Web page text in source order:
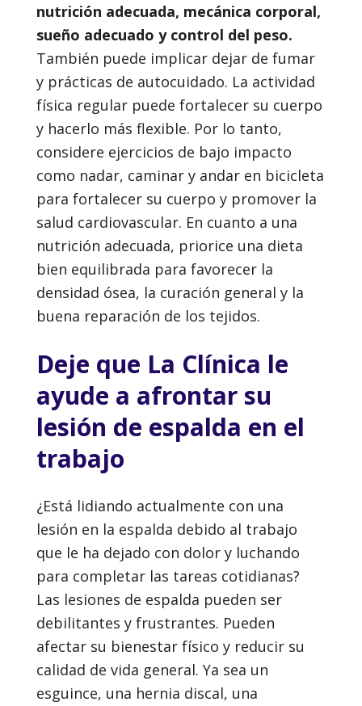
nutrición adecuada, mecánica corporal,
sueño adecuado y control del peso.
También puede implicar dejar de fumar
y prácticas de autocuidado. La actividad
física regular puede fortalecer su cuerpo
y hacerlo más flexible. Por lo tanto,
considere ejercicios de bajo impacto
como nadar, caminar y andar en bicicleta
para fortalecer su cuerpo y promover la
salud cardiovascular. En cuanto a una
nutrición adecuada, priorice una dieta
bien equilibrada para favorecer la
densidad ósea, la curación general y la
buena reparación de los tejidos.
Deje que La Clínica le
ayude a afrontar su
lesión de espalda en el
trabajo
¿Está lidiando actualmente con una
lesión en la espalda debido al trabajo
que le ha dejado con dolor y luchando
para completar las tareas cotidianas?
Las lesiones de espalda pueden ser
debilitantes y frustrantes. Pueden
afectar su bienestar físico y reducir su
calidad de vida general. Ya sea un
esguince, una hernia discal, una